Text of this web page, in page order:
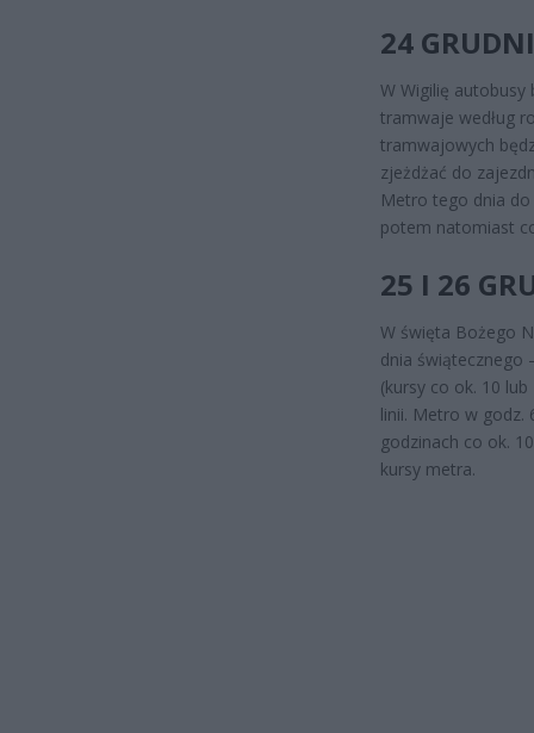
24
W Wigilię autobusy
tramwaje według
tramwajowych
zjeżdżać do
Metro tego dnia do
potem natomiast
25 I 26
W święta Bożego
dnia świątecznego
(kursy co ok. 10
linii. Metro w godz.
godzinach co ok.
kursy metra.